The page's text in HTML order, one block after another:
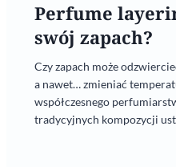
Perfume
swój zapach?
Czy zapach może
a nawet… zmieniać
współczesnego
tradycyjnych kompozycji